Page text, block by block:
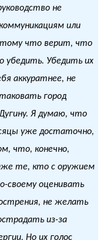
не
или
что верит, что
убедить. Убедить их
аккуратнее, не
город
Я думаю, что
уже достаточно,
что, конечно,
те, кто с оружием
своему оценивать
не желать
из-за
Но их голос